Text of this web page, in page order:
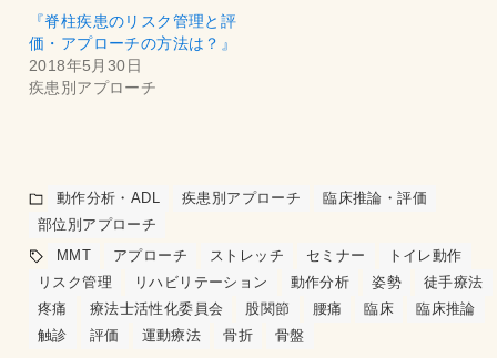
『脊柱疾患のリスク管理と評
価・アプローチの方法は？』
2018年5月30日
疾患別アプローチ
動作分析・ADL 疾患別アプローチ
臨床推論・評価
部位別アプローチ
MMT
アプローチ ストレッチ セミナー
トイレ動作
リスク管理
リハビリテーション 動作分析 姿勢
徒手療法
疼痛
療法士活性化委員会 股関節 腰痛 臨床
臨床推論
触診
評価 運動療法 骨折 骨盤